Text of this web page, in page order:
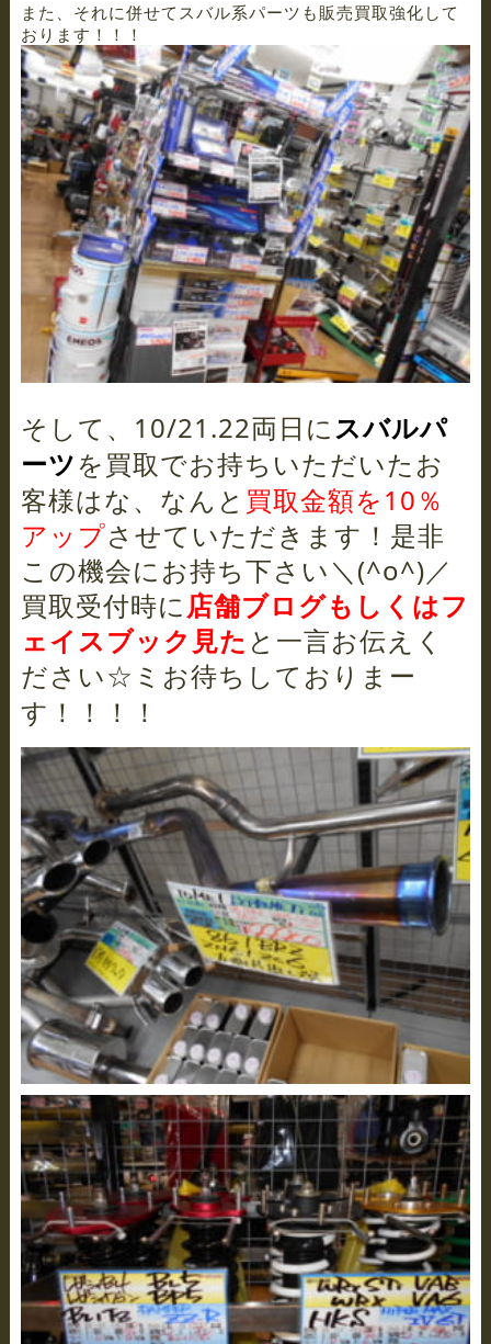
また、それに併せてスバル系パーツも販売買取強化して
おります！！！
そして、10/21.22両日にスバルパ
ーツを買取でお持ちいただいたお
客様はな、なんと 買取金額を10％
アップさせていただきます！是非
この機会にお持ち下さい＼(^o^)／
買取受付時に店舗ブログもしくはフ
ェイスブック見た と一言お伝えく
ださい☆ミ お待ちしておりまー
す！！！！